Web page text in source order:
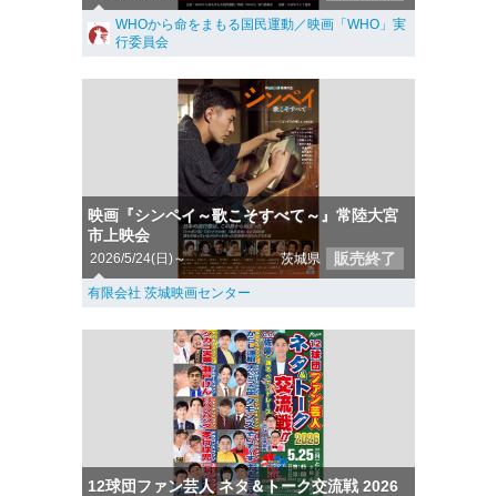
WHOから命をまもる国民運動／映画「WHO」実
行委員会
映画『シンペイ～歌こそすべて～』常陸大宮
市上映会
2026/5/24(日)～ 茨城県 販売終了
有限会社 茨城映画センター
12球団ファン芸人 ネタ＆トーク交流戦 2026